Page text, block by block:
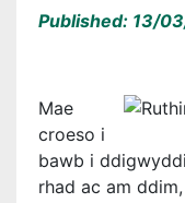
Published: 13/
Mae
croeso i
bawb i
rhad ac am